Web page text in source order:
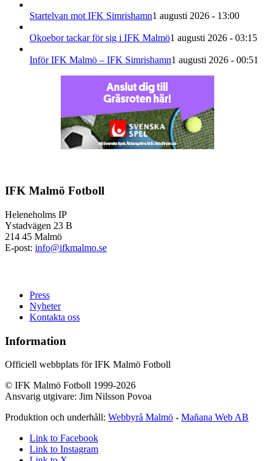
Startelvan mot IFK Simrishamn1 augusti 2026 - 13:00
Okoebor tackar för sig i IFK Malmö1 augusti 2026 - 03:15
Inför IFK Malmö – IFK Simrishamn1 augusti 2026 - 00:51
IFK Malmö Fotboll
Heleneholms IP
Ystadvägen 23 B
214 45 Malmö
E-post: info@ifkmalmo.se
Press
Nyheter
Kontakta oss
Information
Officiell webbplats för IFK Malmö Fotboll
© IFK Malmö Fotboll 1999-2026
Ansvarig utgivare: Jim Nilsson Povoa
Produktion och underhåll: Webbyrå Malmö - Mañana Web AB
Link to Facebook
Link to Instagram